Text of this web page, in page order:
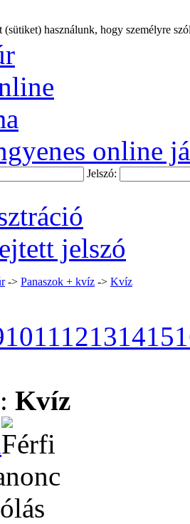
használunk, hogy személyre
online
Jelszó:
jelszó
-> Panaszok + kvíz -> Kvíz
101112131415
Kvíz